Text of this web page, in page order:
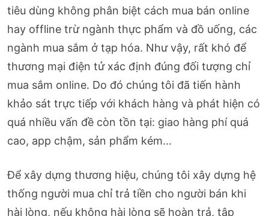
tiêu dùng không phân biệt cách mua bán online
hay offline trừ ngành thực phẩm và đồ uống, các
ngành mua sắm ở tạp hóa. Như vậy, rất khó để
thương mại điện tử xác định đúng đối tượng chỉ
mua sắm online. Do đó chúng tôi đã tiến hành
khảo sát trực tiếp với khách hàng và phát hiện có
quá nhiều vấn đề còn tồn tại: giao hàng phí quá
cao, app chậm, sản phẩm kém…
Để xây dựng thương hiệu, chúng tôi xây dựng hệ
thống người mua chỉ trả tiền cho người bán khi
hài lòng, nếu không hài lòng sẽ hoàn trả, tập